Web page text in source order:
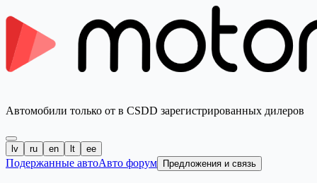
Автомобили только от в CSDD зарегистрированных дилеров
lv ru en lt ee
Подержанные автоАвто форум Предложения и связь